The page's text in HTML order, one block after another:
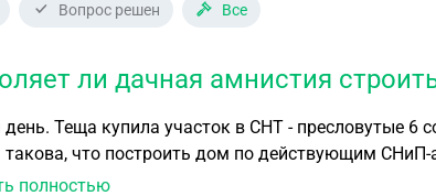
Вопрос решен Все
ли дачная амнистия
строить садовый дом, но конфигурация
такова, что построить дом по действующим СНиП-
выдержать 12 метров от дома соседей - это правило пожарной
полностью